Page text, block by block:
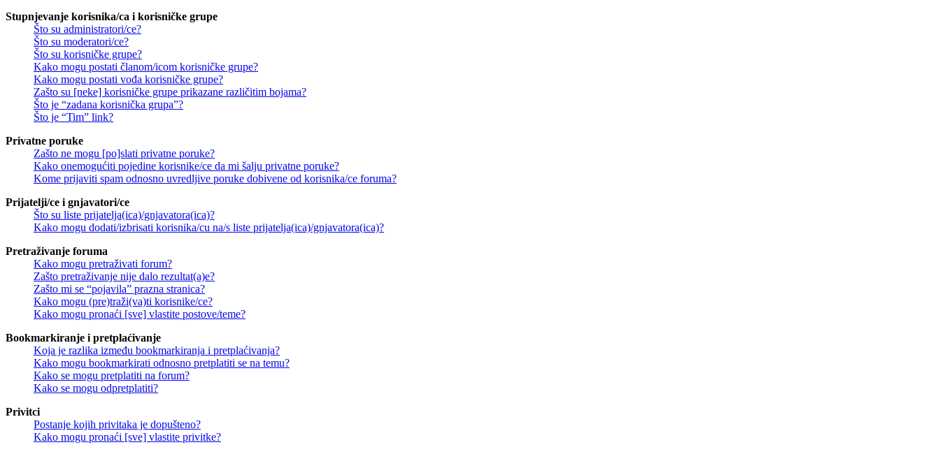
Stupnjevanje korisnika/ca i korisničke grupe
Što su administratori/ce?
Što su moderatori/ce?
Što su korisničke grupe?
Kako mogu postati članom/icom korisničke grupe?
Kako mogu postati vođa korisničke grupe?
Zašto su [neke] korisničke grupe prikazane različitim bojama?
Što je “zadana korisnička grupa”?
Što je “Tim” link?
Privatne poruke
Zašto ne mogu [po]slati privatne poruke?
Kako onemogućiti pojedine korisnike/ce da mi šalju privatne poruke?
Kome prijaviti spam odnosno uvredljive poruke dobivene od korisnika/ce foruma?
Prijatelji/ce i gnjavatori/ce
Što su liste prijatelja(ica)/gnjavatora(ica)?
Kako mogu dodati/izbrisati korisnika/cu na/s liste prijatelja(ica)/gnjavatora(ica)?
Pretraživanje foruma
Kako mogu pretraživati forum?
Zašto pretraživanje nije dalo rezultat(a)e?
Zašto mi se “pojavila” prazna stranica?
Kako mogu (pre)traži(va)ti korisnike/ce?
Kako mogu pronaći [sve] vlastite postove/teme?
Bookmarkiranje i pretplaćivanje
Koja je razlika između bookmarkiranja i pretplaćivanja?
Kako mogu bookmarkirati odnosno pretplatiti se na temu?
Kako se mogu pretplatiti na forum?
Kako se mogu odpretplatiti?
Privitci
Postanje kojih privitaka je dopušteno?
Kako mogu pronaći [sve] vlastite privitke?